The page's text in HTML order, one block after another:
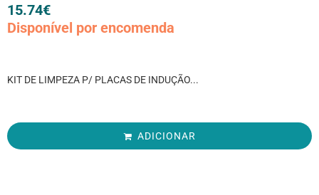
15.74€
Disponível por encomenda
KIT DE LIMPEZA P/ PLACAS DE INDUÇÃO...
ADICIONAR